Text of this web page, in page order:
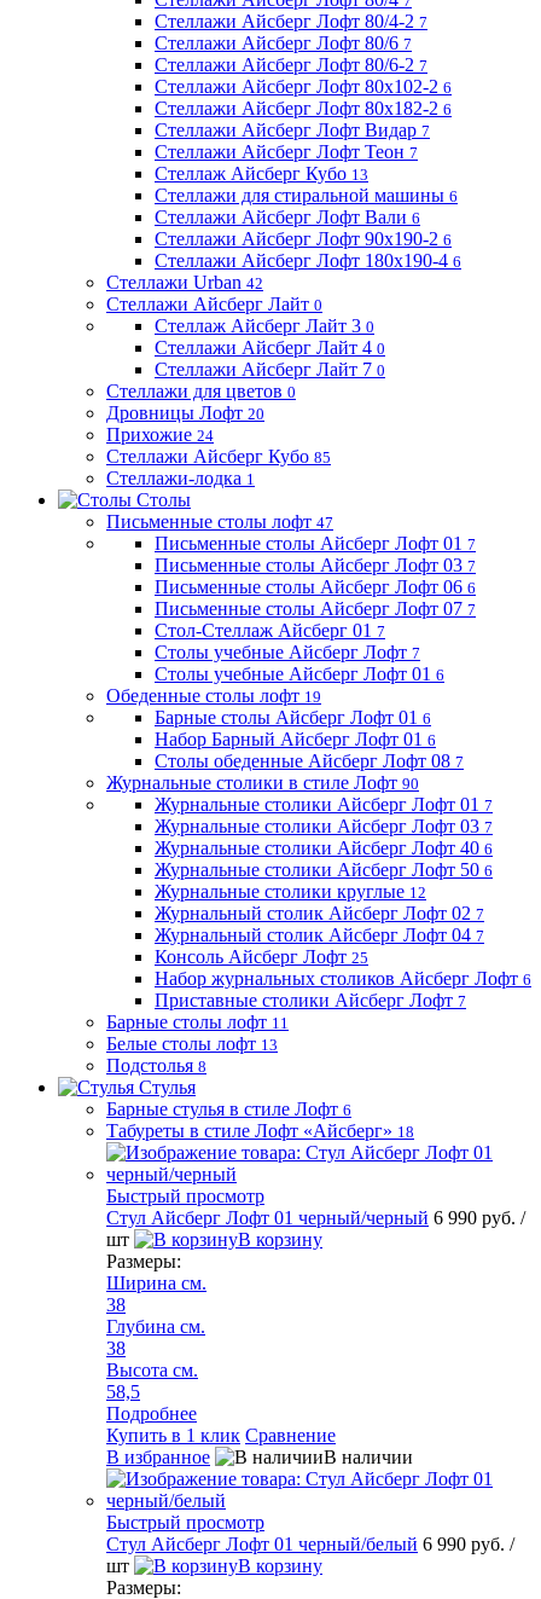
Стеллажи Айсберг Лофт 80/4-2 7
Стеллажи Айсберг Лофт 80/6 7
Стеллажи Айсберг Лофт 80/6-2 7
Стеллажи Айсберг Лофт 80х102-2 6
Стеллажи Айсберг Лофт 80х182-2 6
Стеллажи Айсберг Лофт Видар 7
Стеллажи Айсберг Лофт Теон 7
Стеллаж Айсберг Кубо 13
Стеллажи для стиральной машины 6
Стеллажи Айсберг Лофт Вали 6
Стеллажи Айсберг Лофт 90х190-2 6
Стеллажи Айсберг Лофт 180х190-4 6
Стеллажи Urban 42
Стеллажи Айсберг Лайт 0
Стеллаж Айсберг Лайт 3 0
Стеллажи Айсберг Лайт 4 0
Стеллажи Айсберг Лайт 7 0
Стеллажи для цветов 0
Дровницы Лофт 20
Прихожие 24
Стеллажи Айсберг Кубо 85
Стеллажи-лодка 1
Столы
Письменные столы лофт 47
Письменные столы Айсберг Лофт 01 7
Письменные столы Айсберг Лофт 03 7
Письменные столы Айсберг Лофт 06 6
Письменные столы Айсберг Лофт 07 7
Стол-Стеллаж Айсберг 01 7
Столы учебные Айсберг Лофт 7
Столы учебные Айсберг Лофт 01 6
Обеденные столы лофт 19
Барные столы Айсберг Лофт 01 6
Набор Барный Айсберг Лофт 01 6
Столы обеденные Айсберг Лофт 08 7
Журнальные столики в стиле Лофт 90
Журнальные столики Айсберг Лофт 01 7
Журнальные столики Айсберг Лофт 03 7
Журнальные столики Айсберг Лофт 40 6
Журнальные столики Айсберг Лофт 50 6
Журнальные столики круглые 12
Журнальный столик Айсберг Лофт 02 7
Журнальный столик Айсберг Лофт 04 7
Консоль Айсберг Лофт 25
Набор журнальных столиков Айсберг Лофт 6
Приставные столики Айсберг Лофт 7
Барные столы лофт 11
Белые столы лофт 13
Подстолья 8
Стулья
Барные стулья в стиле Лофт 6
Табуреты в стиле Лофт «Айсберг» 18
Быстрый просмотр
Стул Айсберг Лофт 01 черный/черный 6 990 руб. /
шт
В корзину
Размеры:
Ширина см.
38
Глубина см.
38
Высота см.
58,5
Подробнее
Купить в 1 клик Сравнение
В избранное
В наличии
Быстрый просмотр
Стул Айсберг Лофт 01 черный/белый 6 990 руб. /
шт
В корзину
Размеры: